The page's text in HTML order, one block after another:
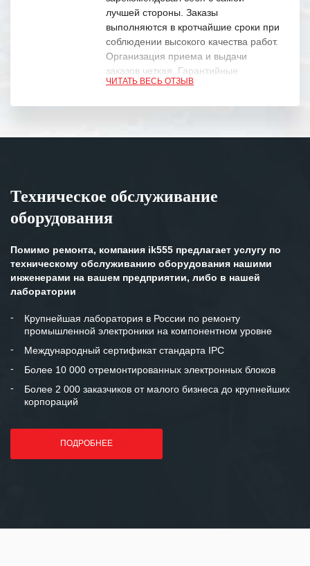
лучшей стороны. Заказы
выполняются в кротчайшие сроки при
соблюдении высокого качества работ.
Организация приема и выдачи
заказов четкая. Гарантийные
обязательства выполняются в
Особенно хочется отметить высокую
клиентоориентированность
готовность помочь в самых сложных
Мы высоко ценим сложившиеся
и доверительные партнерские
отношения и искренне желаем
«Инженерной компании «555» долгих
лет успеха и процветания.
ЧИТАТЬ ВЕСЬ ОТЗЫВ
Техническое обслуживание
оборудования
Помимо ремонта, компания ik555 предлагает услугу по
техническому обслуживанию оборудования нашими
инженерами на вашем предприятии, либо в нашей
лаборатории
Крупнейшая лаборатория в России по ремонту
промышленной электроники на компонентном уровне
Международный сертификат стандарта IPC
Более 10 000 отремонтированных электронных блоков
Более 2 000 заказчиков от малого бизнеса до крупнейших
корпораций
ПОДРОБНЕЕ